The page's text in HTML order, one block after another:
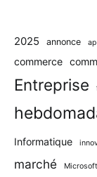
2025 annonce
commerce
Entreprise
Informatique
marché Microsoft